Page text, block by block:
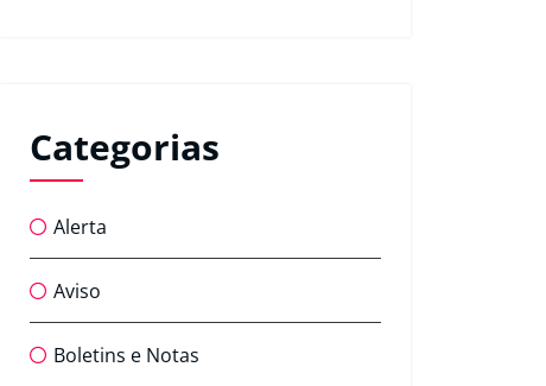
Categorias
Alerta
Aviso
Boletins e Notas